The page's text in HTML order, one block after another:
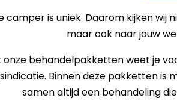
camper is uniek. Daarom kijken
maar ook naar jouw
onze behandelpakketten weet je
Binnen deze pakketten is
samen altijd een behandeling